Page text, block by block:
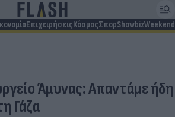
ΕπιχειρήσειςΚόσμοςΣπορShowbizWeekend
Άμυνας: Απαντάμε ήδη
Γάζα